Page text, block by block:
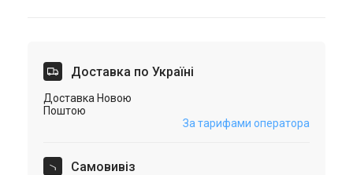
Доставка по Україні
Доставка Новою
Поштою
За тарифами оператора
Самовивіз